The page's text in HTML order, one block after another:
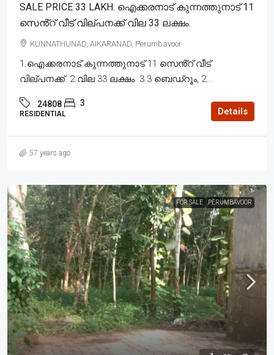
SALE PRICE 33 LAKH. ഐക്കരനാട് കുന്നത്തുനാട് 11
സെൻ്റ് വീട് വില്പനക്ക് വില 33 ലക്ഷം.
KUNNATHUNAD, AIKARANAD, Perumbavoor
1.ഐക്കരനാട് കുന്നത്തുനാട് 11 സെൻ്റ് വീട്
വില്പനക്ക്. 2.വില 33 ലക്ഷം. 3.3 ബെഡ്‌റൂം, 2...
24808 3
RESIDENTIAL Details
57 years ago
FOR SALE PERUMBAVOOR